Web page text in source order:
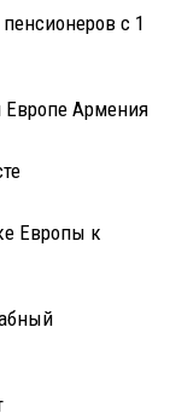
с 1
Армения
Европы к